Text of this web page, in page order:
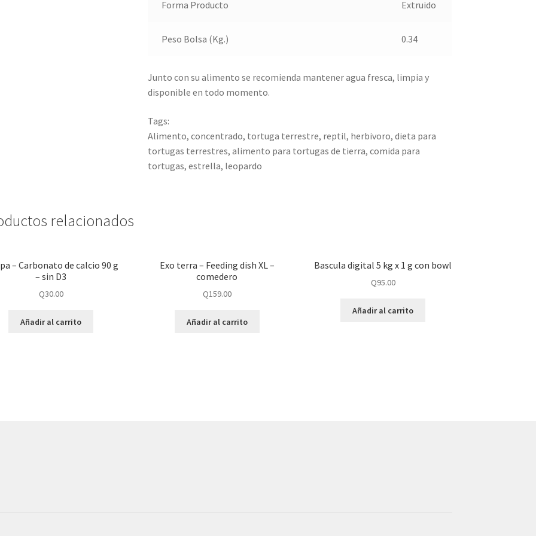
Forma Producto Extruido
Peso Bolsa (Kg.) 0.34
Junto con su alimento se recomienda mantener agua fresca, limpia y
disponible en todo momento.
Tags:
Alimento, concentrado, tortuga terrestre, reptil, herbivoro, dieta para
tortugas terrestres, alimento para tortugas de tierra, comida para
tortugas, estrella, leopardo
relacionados
– Carbonato de calcio 90 g
– sin D3
Q30.00
Añadir al carrito
Exo terra – Feeding dish XL –
comedero
Q159.00
Añadir al carrito
Bascula digital 5 kg x 1 g con bowl
Q95.00
Añadir al carrito